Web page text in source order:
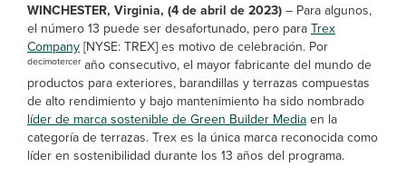
WINCHESTER, Virginia, (4 de abril de 2023) – Para algunos,
el número 13 puede ser desafortunado, pero para Trex
Company [NYSE: TREX] es motivo de celebración. Por
decimoterceraño consecutivo, el mayor fabricante del mundo de
productos para exteriores, barandillas y terrazas compuestas
de alto rendimiento y bajo mantenimiento ha sido nombrado
líder de marca sostenible de Green Builder Media en la
categoría de terrazas. Trex es la única marca reconocida como
líder en sostenibilidad durante los 13 años del programa.